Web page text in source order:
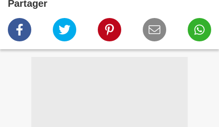
Partager